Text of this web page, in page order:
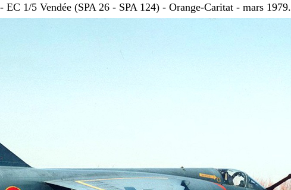
1/5 Vendée (SPA 26 - SPA 124) - Orange-Caritat - mars 1979.